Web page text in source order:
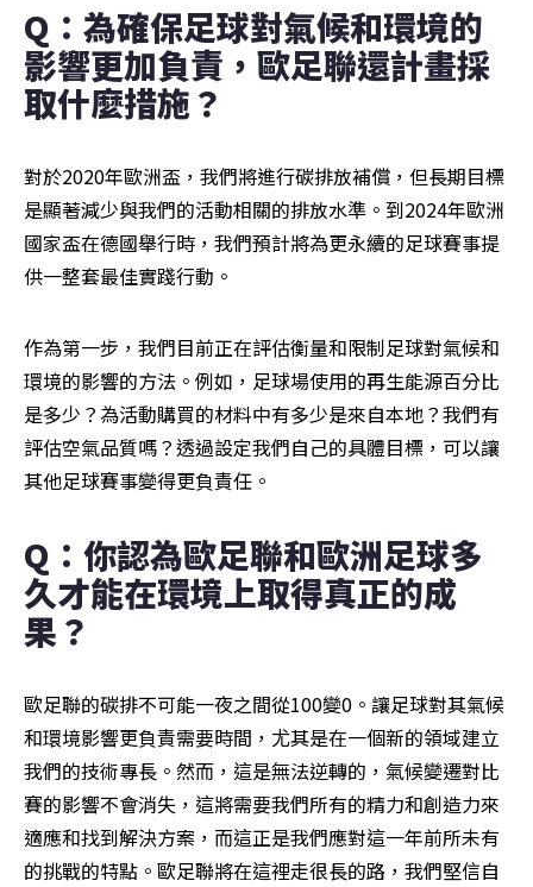
Q：為確保足球對氣候和環境的
影響更加負責，歐足聯還計畫採
取什麼措施？
對於2020年歐洲盃，我們將進行碳排放補償，但長期目標
是顯著減少與我們的活動相關的排放水準。到2024年歐洲
國家盃在德國舉行時，我們預計將為更永續的足球賽事提
供一整套最佳實踐行動。
作為第一步，我們目前正在評估衡量和限制足球對氣候和
環境的影響的方法。例如，足球場使用的再生能源百分比
是多少？為活動購買的材料中有多少是來自本地？我們有
評估空氣品質嗎？透過設定我們自己的具體目標，可以讓
其他足球賽事變得更負責任。
Q：你認為歐足聯和歐洲足球多
久才能在環境上取得真正的成
果？
歐足聯的碳排不可能一夜之間從100變0。讓足球對其氣候
和環境影響更負責需要時間，尤其是在一個新的領域建立
我們的技術專長。然而，這是無法逆轉的，氣候變遷對比
賽的影響不會消失，這將需要我們所有的精力和創造力來
適應和找到解決方案，而這正是我們應對這一年前所未有
的挑戰的特點。歐足聯將在這裡走很長的路，我們堅信自